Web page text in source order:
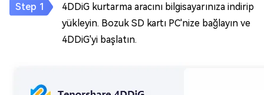
4DDiG kurtarma aracını bilgisayarınıza indirip
yükleyin. Bozuk SD kartı PC'nize bağlayın ve
4DDiG'yi başlatın.